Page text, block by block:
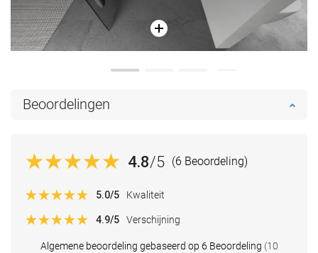
Beoordelingen
4.8/5 (6 Beoordeling)
Algemene beoordeling gebaseerd op 6 Beoordeling (10
5.0/5 Kwaliteit
4.9/5 Verschijning